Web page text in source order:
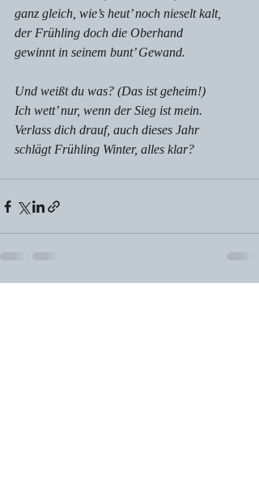
ganz gleich, wie’s heut’ noch nieselt kalt,
der Frühling doch die Oberhand
gewinnt in seinem bunt’ Gewand.
Und weißt du was? (Das ist geheim!)
Ich wett’ nur, wenn der Sieg ist mein.
Verlass dich drauf, auch dieses Jahr
schlägt Frühling Winter, alles klar?